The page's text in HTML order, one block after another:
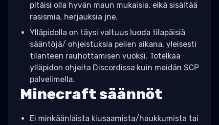
pitäisi olla hyvän maun mukaisia, eikä sisältää
rasismia, herjauksia jne.
Ylläpidolla on täysi valtuus luoda tilapäisiä
sääntöjä/ ohjeistuksia pelien aikana, yleisesti
tilanteen rauhottamisen vuoksi. Totelkaa
ylläpidon ohjeita Discordissa kuin meidän SCP
palvelimella.
Minecraft säännöt
Ei minkäänlaista kiusaamista/haukkumista tai